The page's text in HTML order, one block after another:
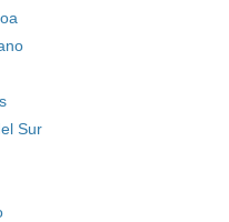
Sur